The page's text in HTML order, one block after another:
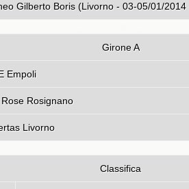
Gilberto Boris (Livorno - 03-05/01/
Girone A
Bologna – USE
Rosignano
Livorno
Classifica